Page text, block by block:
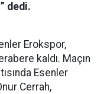
dedi.
Erokspor,
kaldı. Maçın
Esenler
Cerrah,